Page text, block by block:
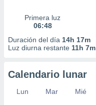
de
o a través
uso de
Primera luz
06:48
Duración del día 14h 17m
Luz diurna restante 11h 7m
Calendario lunar
Lun Mar Mié